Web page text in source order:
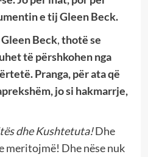
e tij Gleen Beck.
Beck,thotë se
të përshkohen nga
Pranga, për ata që
josi hakmarrje,
dhe Kushtetuta!Dhe
meritojmë! Dhe nëse nuk